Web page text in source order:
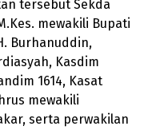
tersebut Sekda
mewakili Bupati
Burhanuddin,
Kasdim
1614, Kasat
mewakili
serta perwakilan